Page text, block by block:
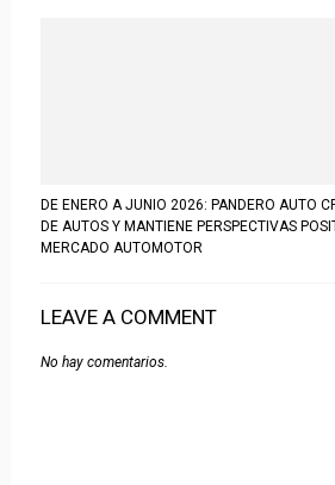
DE ENERO A JUNIO 2026: PANDERO AUTO
DE AUTOS Y MANTIENE PERSPECTIVAS
MERCADO AUTOMOTOR
LEAVE A COMMENT
No hay comentarios.